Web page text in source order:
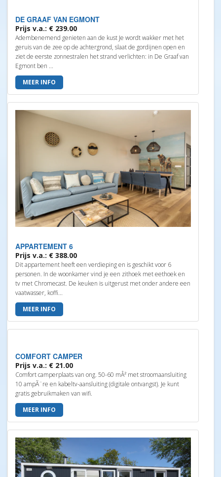
DE GRAAF VAN EGMONT
Prijs v.a.: € 239.00
Adembenemend genieten aan de kust Je wordt wakker met het
geruis van de zee op de achtergrond, slaat de gordijnen open en
ziet de eerste zonnestralen het strand verlichten: in De Graaf van
Egmont ben ...
MEER INFO
APPARTEMENT 6
Prijs v.a.: € 388.00
Dit appartement heeft een verdieping en is geschikt voor 6
personen. In de woonkamer vind je een zithoek met eethoek en
tv met Chromecast. De keuken is uitgerust met onder andere een
vaatwasser, koffi...
MEER INFO
COMFORT CAMPER
Prijs v.a.: € 21.00
Comfort camperplaats van ong. 50-60 mÂ² met stroomaansluiting
10 ampÃ¨re en kabeltv-aansluiting (digitale ontvangst). Je kunt
gratis gebruikmaken van wifi.
MEER INFO